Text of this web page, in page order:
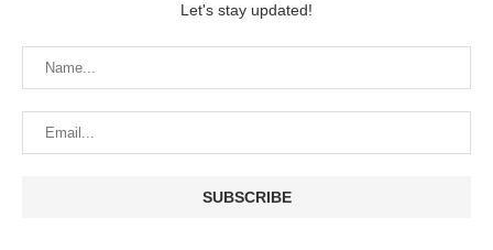
Let's stay updated!